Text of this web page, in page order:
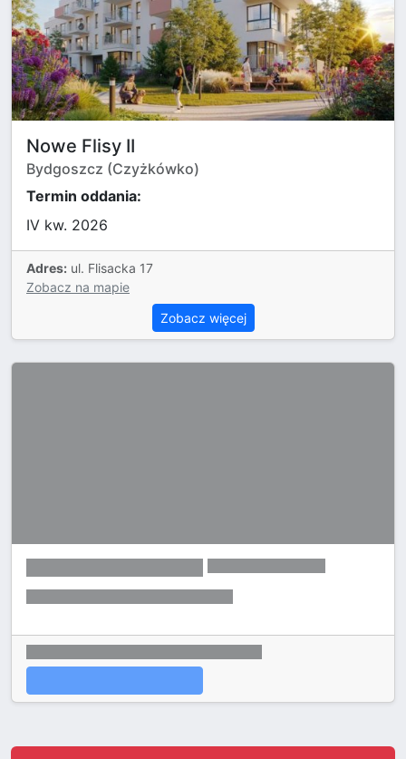
Nowe Flisy II
Bydgoszcz (Czyżkówko)
Termin oddania:
IV kw. 2026
Adres: ul. Flisacka 17
Zobacz na mapie
Zobacz więcej